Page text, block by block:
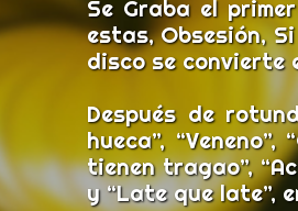
Se Graba el
estas, Obsesión,
disco se convierte
Después de
hueca”,
tienen tragao”,
y “Late que late”,